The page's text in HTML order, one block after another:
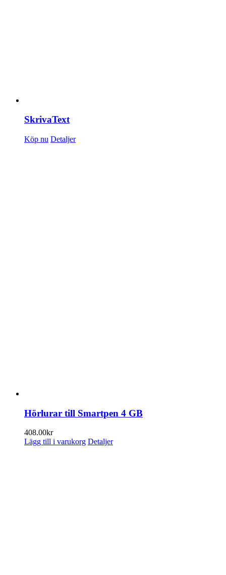
SkrivaText
Köp nu Detaljer
Hörlurar till Smartpen 4 GB
408.00kr
Lägg till i varukorg Detaljer